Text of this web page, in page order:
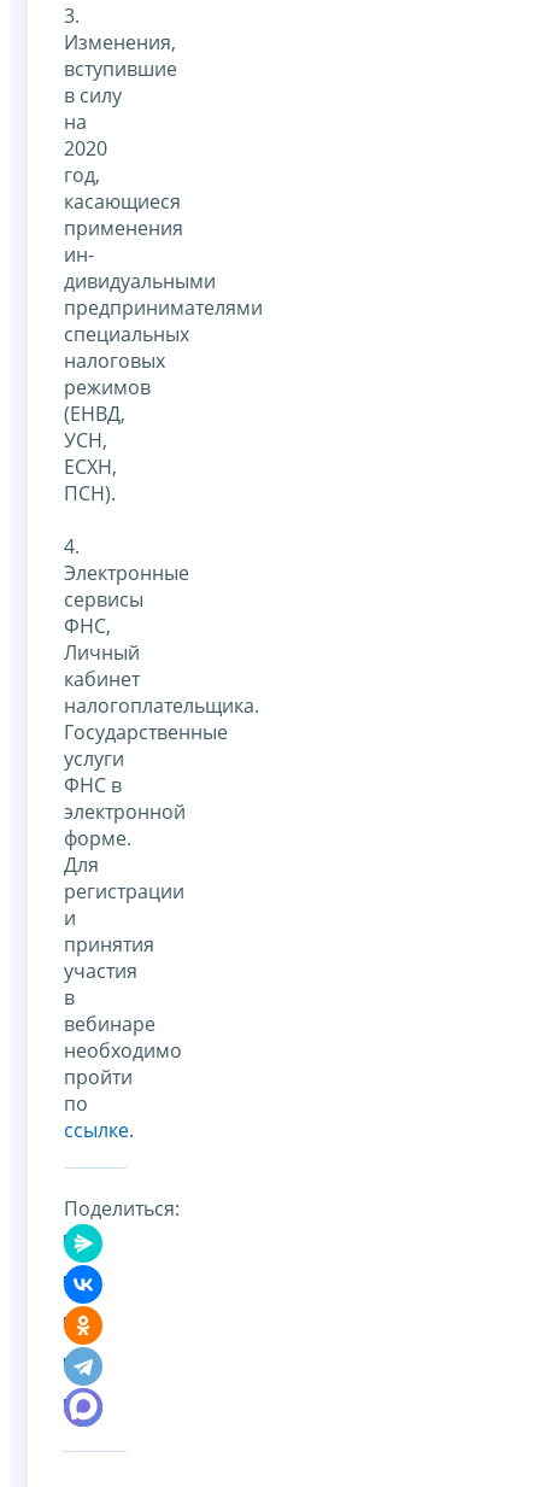
3.
Изменения,
вступившие
в силу
на
2020
год,
касающиеся
применения
ин­
дивидуальными
предпринимателями
специальных
налоговых
режимов
(ЕНВД,
УСН,
ЕСХН,
ПСН).
4.
Электронные
сервисы
ФНС,
Личный
кабинет
налогоплательщика.
Государственные
услуги
ФНС в
электронной
форме.
Для
регистрации
и
принятия
участия
в
вебинаре
необходимо
пройти
по
ссылке.
Поделиться: